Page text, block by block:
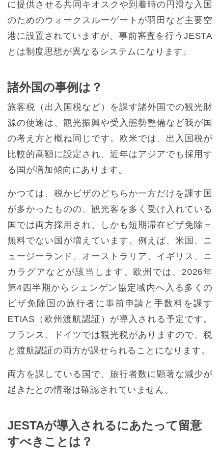
に提供させる共同キオスクや到着時の円滑な入国
のためのウォークスルーゲートが羽田など主要空
港に設置されていますが、事前審査を行うJESTA
とは制度思想が異なるシステムになります。
諸外国の事例は？
旅客税（出入国税など）を課す諸外国での観光財
源の使途は、観光振興や受入態勢整備など我が国
の考え方と概ね同じです。欧米では、出入国税が
比較的高額に設定され、近年はアジアでも採用す
る国が増加傾向にあります。
かつては、税かビザのどちらか一方だけを課す国
が多かったものの、観光客を多く受け入れている
国では両方採用され、しかも短期滞在ビザ免除＝
無料でない国が増えています。例えば、米国、ニ
ュージーランド、オーストラリア、イギリス、ニ
カラグアなどが該当します。欧州では、2026年
第4四半期からシェンゲン協定域内へ入る多くの
ビザ免除国の旅行者に事前申請と手数料を課す
ETIAS（欧州渡航認証）が導入される予定です。
フランス、ドイツでは観光税がありますので、税
と渡航認証の両方が課せられることになります。
両方を課している国で、旅行者数に顕著な減少が
起きたとの情報は確認されていません。
JESTAが導入されるにあたって留意
すべきことは？